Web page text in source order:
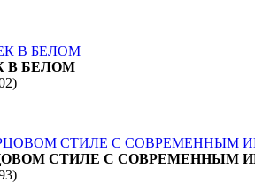
В БЕЛОМ
)
СТИЛЕ С СОВРЕМЕННЫМ
)